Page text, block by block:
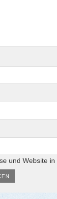
und Website